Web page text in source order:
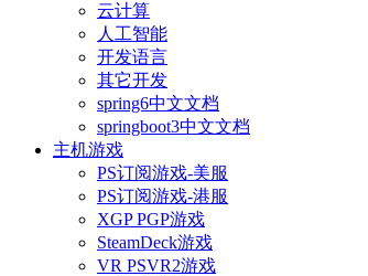
云计算
人工智能
开发语言
其它开发
spring6中文文档
springboot3中文文档
主机游戏
PS订阅游戏-美服
PS订阅游戏-港服
XGP PGP游戏
SteamDeck游戏
VR PSVR2游戏